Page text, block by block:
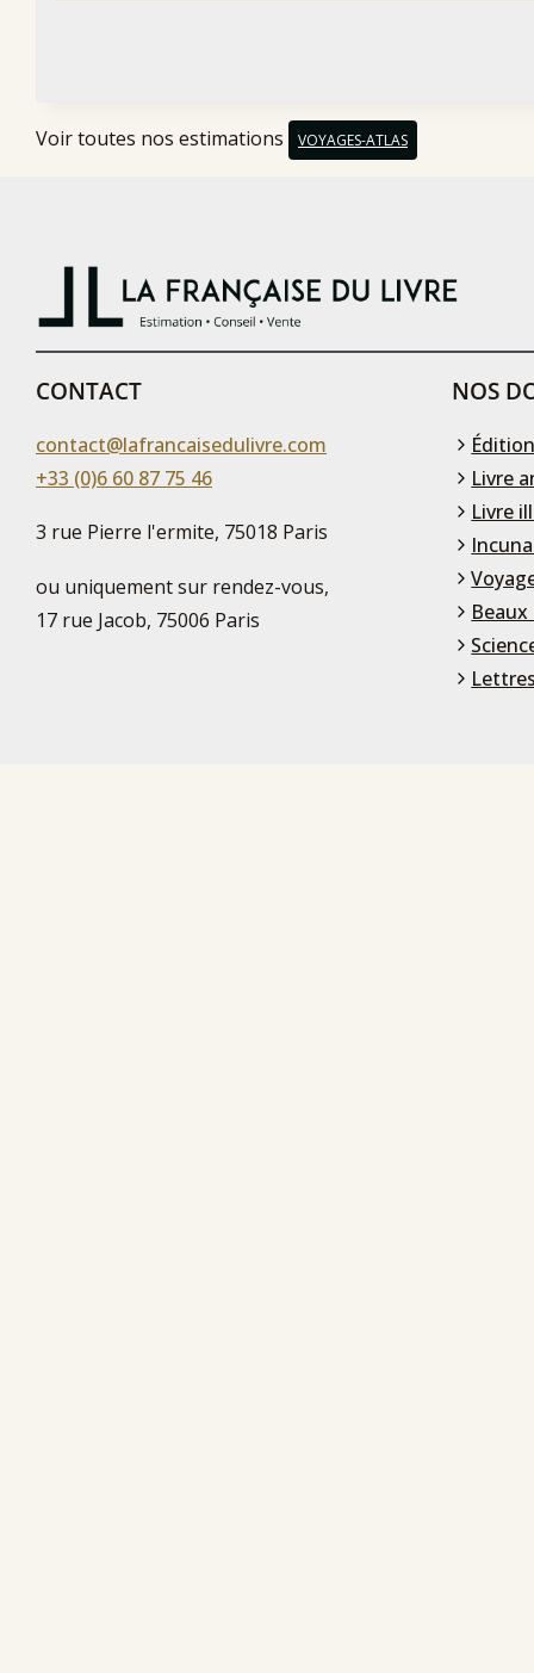
Voir toutes nos estimations VOYAGES-ATLAS
CONTACT
contact@lafrancaisedulivre.com
+33 (0)6 60 87 75 46
3 rue Pierre l'ermite, 75018 Paris
ou uniquement sur rendez-vous,
17 rue Jacob, 75006 Paris
NOS
Livre
Livre